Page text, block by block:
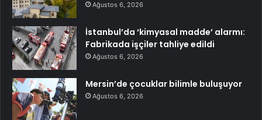
Ağustos 6, 2026
İstanbul’da ‘kimyasal madde’ alarmı:
Fabrikada işçiler tahliye edildi
Ağustos 6, 2026
Mersin’de çocuklar bilimle buluşuyor
Ağustos 6, 2026